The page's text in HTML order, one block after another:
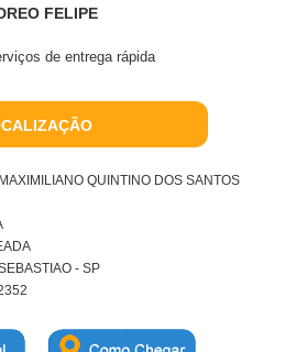
FELIPE
de entrega rápida
QUINTINO DOS SANTOS
- SP